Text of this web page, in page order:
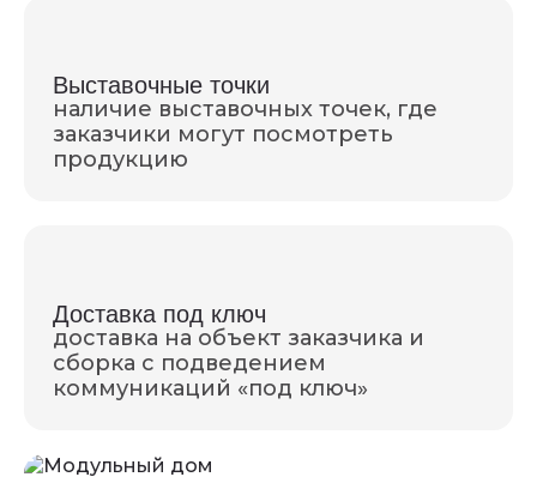
Выставочные точки
наличие выставочных точек, где
заказчики могут посмотреть
продукцию
Доставка под ключ
доставка на объект заказчика и
сборка с подведением
коммуникаций «под ключ»